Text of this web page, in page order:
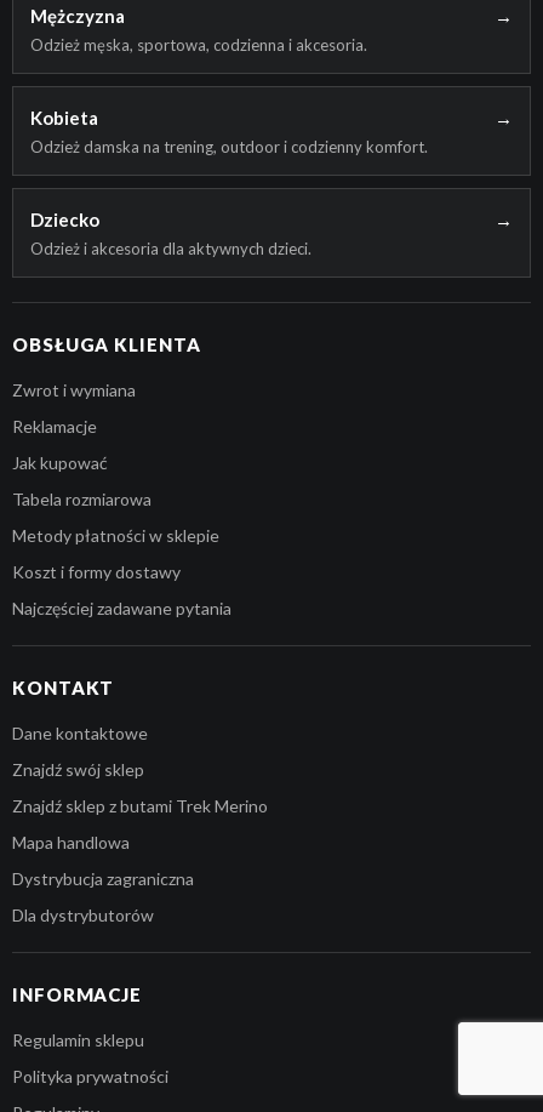
ZOBACZ KOSZYK
Mężczyzna →
Odzież męska, sportowa, codzienna i akcesoria.
Kobieta →
Odzież damska na trening, outdoor i codzienny komfort.
Dziecko →
Odzież i akcesoria dla aktywnych dzieci.
OBSŁUGA KLIENTA
Zwrot i wymiana
Reklamacje
Jak kupować
Tabela rozmiarowa
Metody płatności w sklepie
Koszt i formy dostawy
Najczęściej zadawane pytania
KONTAKT
Dane kontaktowe
Znajdź swój sklep
Znajdź sklep z butami Trek Merino
Mapa handlowa
Dystrybucja zagraniczna
Dla dystrybutorów
INFORMACJE
Regulamin sklepu
Polityka prywatności